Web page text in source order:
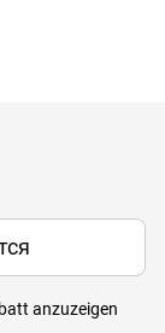
anzuzeigen